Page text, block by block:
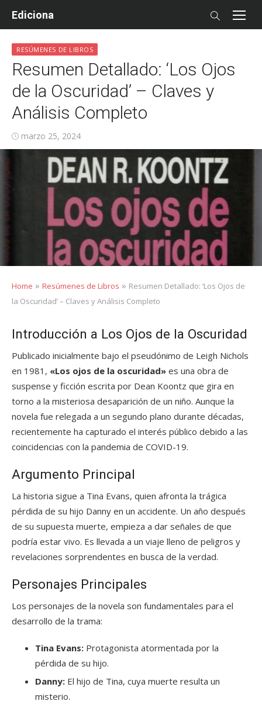
Ediciona
RESÚMENES DE LIBROS
Resumen Detallado: ‘Los Ojos
de la Oscuridad’ – Claves y
Análisis Completo
Posted
on
marzo 25, 2024
Home » Resúmenes de Libros » Resumen Detallado: ‘Los Ojos de
la Oscuridad’ – Claves y Análisis Completo
Introducción a Los Ojos de la Oscuridad
Publicado inicialmente bajo el pseudónimo de Leigh Nichols
en 1981, «Los ojos de la oscuridad» es una obra de
suspense y ficción escrita por Dean Koontz que gira en
torno a la misteriosa desaparición de un niño. Aunque la
novela fue relegada a un segundo plano durante décadas,
recientemente ha capturado el interés público debido a las
coincidencias con la pandemia de COVID-19.
Argumento Principal
La historia sigue a Tina Evans, quien afronta la trágica
pérdida de su hijo Danny en un accidente. Un año después
de su supuesta muerte, empieza a dar señales de que
podría estar vivo. Es llevada a un viaje lleno de peligros y
revelaciones sorprendentes en busca de la verdad.
Personajes Principales
Los personajes de la novela son fundamentales para el
desarrollo de la trama:
Tina Evans: Protagonista atormentada por la
pérdida de su hijo.
Danny: El hijo de Tina, cuya muerte resulta un
misterio.